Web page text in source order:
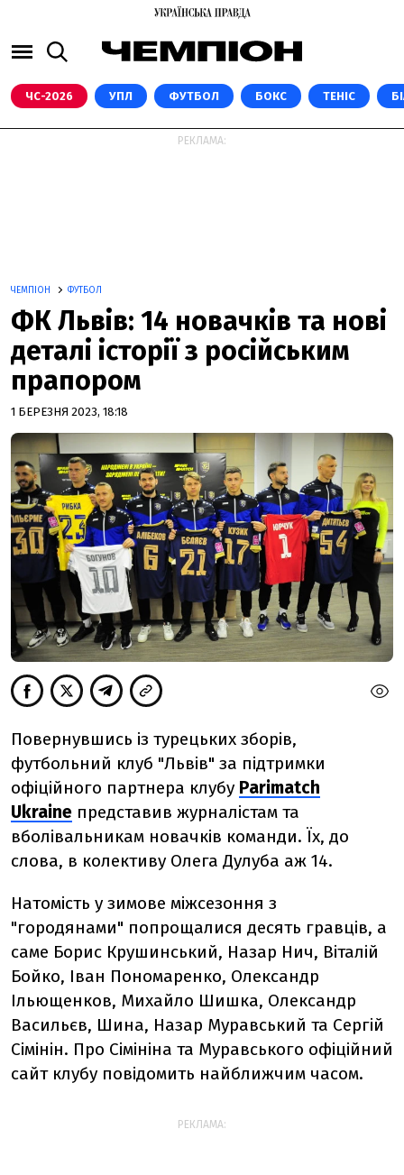
ЧС-2026 УПЛ ФУТБОЛ БОКС ТЕНІС
РЕКЛАМА:
ЧЕМПІОН ФУТБОЛ
ФК Львів: 14 новачків та нові
деталі історії з російським
прапором
1 БЕРЕЗНЯ 2023, 18:18
Повернувшись із турецьких зборів,
футбольний клуб "Львів" за підтримки
офіційного партнера клубу Parimatch
Ukraine представив журналістам та
вболівальникам новачків команди. Їх, до
слова, в колективу Олега Дулуба аж 14.
Натомість у зимове міжсезоння з
"городянами" попрощалися десять гравців, а
саме Борис Крушинський, Назар Нич, Віталій
Бойко, Іван Пономаренко, Олександр
Ільющенков, Михайло Шишка, Олександр
Васильєв, Шина, Назар Муравський та Сергій
Сімінін. Про Сімініна та Муравського офіційний
сайт клубу повідомить найближчим часом.
РЕКЛАМА: